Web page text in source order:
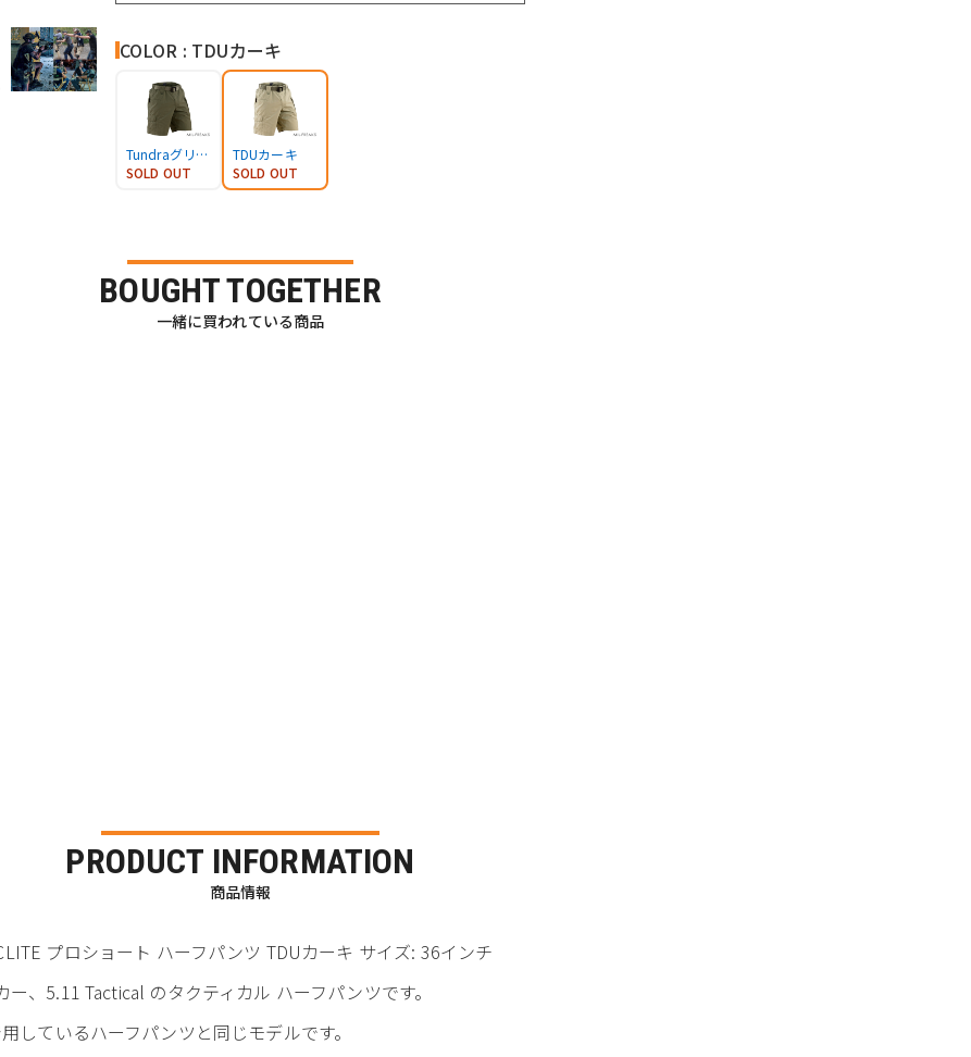
COLOR : TDUカーキ
Tundraグリーン
SOLD OUT
TDUカーキ
SOLD OUT
BOUGHT TOGETHER
一緒に買われている商品
PRODUCT INFORMATION
商品情報
プロショート ハーフパンツ TDUカーキ サイズ: 36インチ
、5.11 Tactical のタクティカル ハーフパンツです。
しているハーフパンツと同じモデルです。